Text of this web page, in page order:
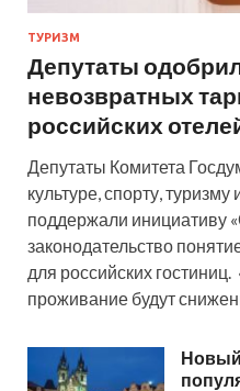
ТУРИЗМ
Депутаты
невозвратных
российских
Депутаты Комитета
культуре, спорту,
поддержали инициативу
законодательство
для российских
проживание будут
Новый